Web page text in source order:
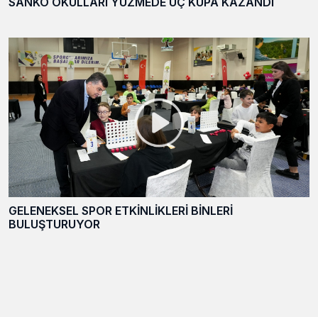
GELENEKSEL SPOR ETKİNLİKLERİ BİNLERİ
BULUŞTURUYOR